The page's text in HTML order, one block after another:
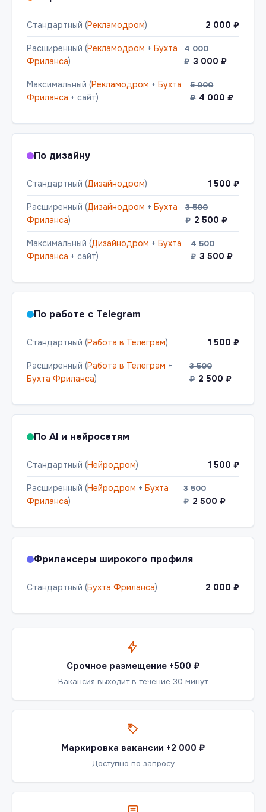
Стандартный (Рекламодром) 2 000 ₽
Расширенный (Рекламодром + Бухта
Фриланса)
4 000
₽ 3 000 ₽
Максимальный (Рекламодром + Бухта
Фриланса + сайт)
5 000
₽ 4 000 ₽
По дизайну
Стандартный (Дизайнодром) 1 500 ₽
Расширенный (Дизайнодром + Бухта
Фриланса)
3 500
₽ 2 500 ₽
Максимальный (Дизайнодром + Бухта
Фриланса + сайт)
4 500
₽ 3 500 ₽
По работе с Telegram
Стандартный (Работа в Телеграм) 1 500 ₽
Расширенный (Работа в Телеграм +
Бухта Фриланса)
3 500
₽ 2 500 ₽
По AI и нейросетям
Стандартный (Нейродром) 1 500 ₽
Расширенный (Нейродром + Бухта
Фриланса)
3 500
₽ 2 500 ₽
Фрилансеры широкого профиля
Стандартный (Бухта Фриланса) 2 000 ₽
Срочное размещение +500 ₽
Вакансия выходит в течение 30 минут
Маркировка вакансии +2 000 ₽
Доступно по запросу